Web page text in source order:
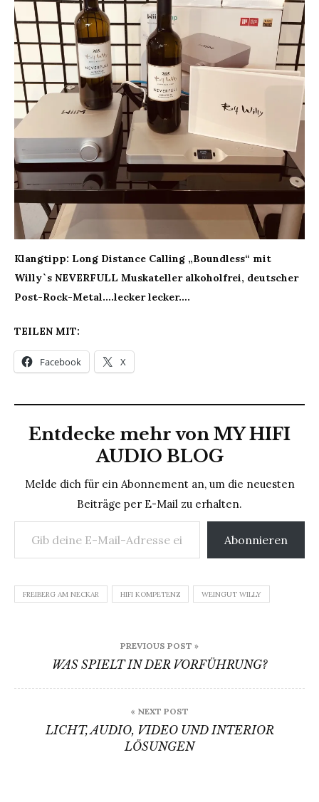
Klangtipp: Long Distance Calling „Boundless“ mit
Willy`s NEVERFULL Muskateller alkoholfrei, deutscher
Post-Rock-Metal….lecker lecker….
TEILEN MIT:
Facebook X
Entdecke mehr von MY HIFI
AUDIO BLOG
Melde dich für ein Abonnement an, um die neuesten
Beiträge per E-Mail zu erhalten.
Gib deine E-Mail-Adresse ein ...
Abonnieren
FREIBERG AM NECKAR HIFI KOMPETENZ WEINGUT WILLY
PREVIOUS POST »
WAS SPIELT IN DER VORFÜHRUNG?
« NEXT POST
LICHT, AUDIO, VIDEO UND INTERIOR
LÖSUNGEN